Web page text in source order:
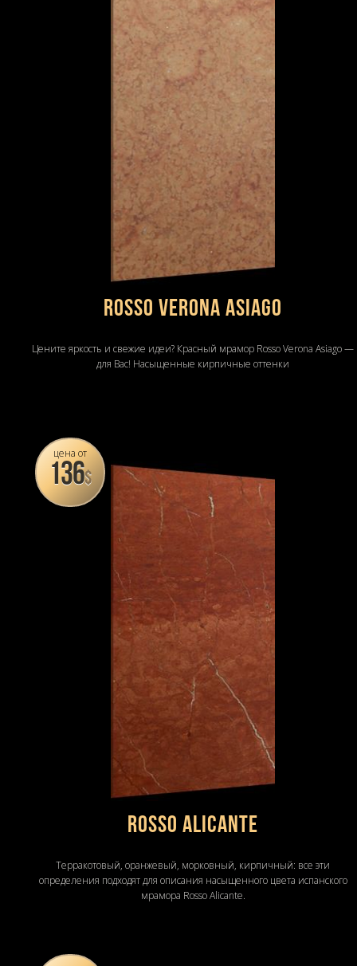
Rosso Verona Asiago
Цените яркость и свежие идеи? Красный мрамор Rosso Verona Asiago —
для Вас! Насыщенные кирпичные оттенки
цена от
136$
Rosso Alicante
Терракотовый, оранжевый, морковный, кирпичный: все эти
определения подходят для описания насыщенного цвета испанского
мрамора Rosso Alicante.